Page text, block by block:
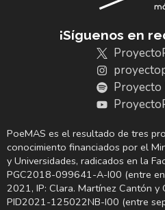
¡Síguenos en
Proyecto
PoeMAS es el resultado de tres
conocimiento financiados por el
y Universidades, radicados en la
PGC2018-099641-A-I00 (entre
2021, IP: Clara. Martínez Cantón y
PID2021-125022NB-I00 (entre